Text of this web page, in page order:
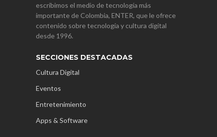
escribimos el medio de tecnología más
importante de Colombia, ENTER, que le ofrece
contenido sobre tecnología y cultura digital
desde 1996.
SECCIONES DESTACADAS
Cultura Digital
Eventos
Entretenimiento
Apps & Software